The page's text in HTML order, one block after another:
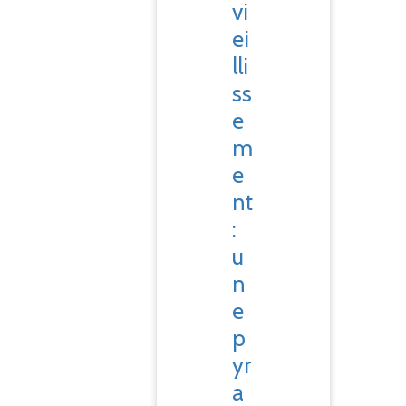
vi
ei
lli
ss
e
m
e
nt
:
u
n
e
p
yr
a